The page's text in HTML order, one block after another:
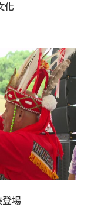
化
場